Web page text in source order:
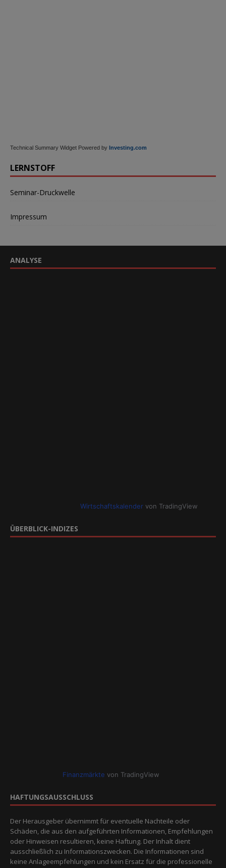
Technical Summary Widget Powered by Investing.com
LERNSTOFF
Seminar-Druckwelle
Impressum
ANALYSE
Wirtschaftskalendervon TradingView
ÜBERBLICK-INDIZES
Finanzmärkte von TradingView
HAFTUNGSAUSSCHLUSS
Der Herausgeber übernimmt für eventuelle Nachteile oder
Schäden, die aus den aufgeführten Informationen, Empfehlungen
oder Hinweisen resultieren, keine Haftung. Der Inhalt dient
ausschließlich zu Informationszwecken. Die Informationen sind
keine Anlageempfehlungen und kein Ersatz für die professionelle